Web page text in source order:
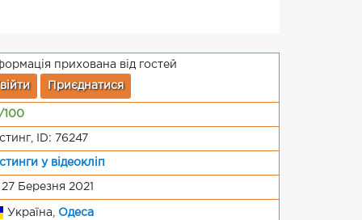
прихована від гостей
Приєднатися
100
ID: 76247
у відеокліп
27 Березня 2021
Україна, Одеса